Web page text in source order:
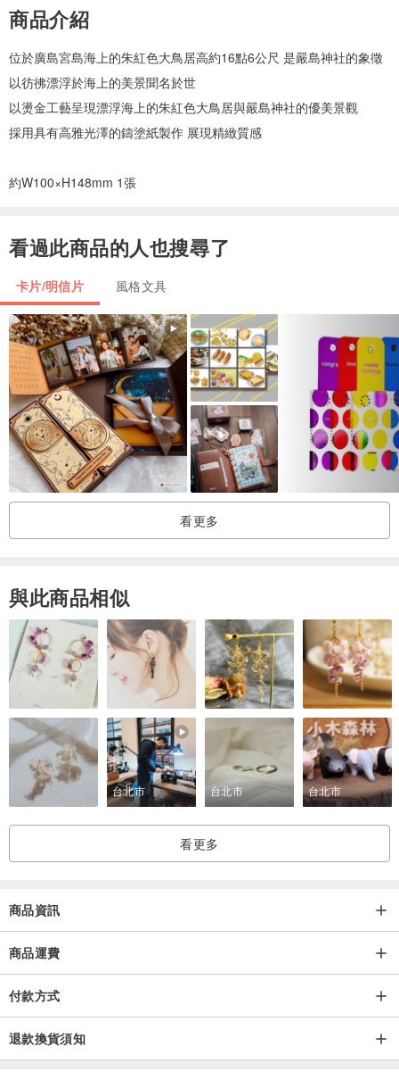
商品介紹
位於廣島宮島海上的朱紅色大鳥居高約16點6公尺 是嚴島神社的象徵
以彷彿漂浮於海上的美景聞名於世
以燙金工藝呈現漂浮海上的朱紅色大鳥居與嚴島神社的優美景觀
採用具有高雅光澤的鑄塗紙製作 展現精緻質感
約W100×H148mm 1張
看過此商品的人也搜尋了
卡片/明信片 風格文具
看更多
與此商品相似
台北市 台北市 台北市
看更多
商品資訊
商品運費
付款方式
退款換貨須知